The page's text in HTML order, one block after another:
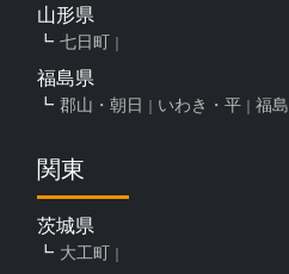
山形県
七日町
福島県
郡山・朝日 いわき・平 福島
関東
茨城県
大工町